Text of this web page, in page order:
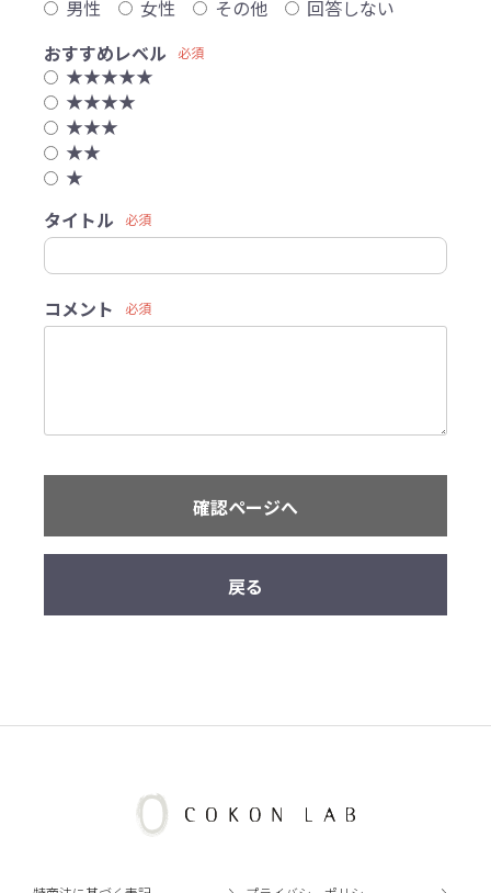
男性
女性 その他
回答しない
おすすめレベル
必須
★★★★★
★★★★
★★★
★★
★
タイトル
必須
コメント 必須
確認ページへ
戻る